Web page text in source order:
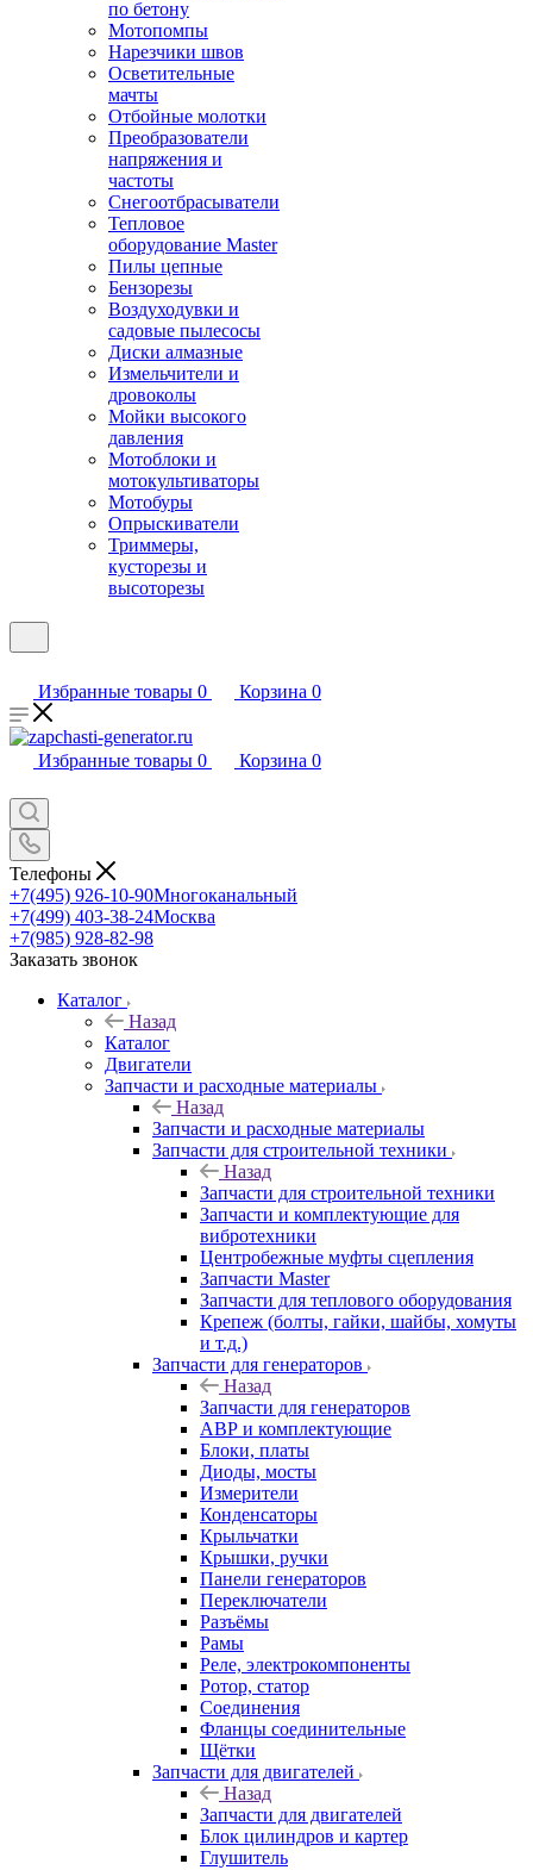
по бетону
Мотопомпы
Нарезчики швов
Осветительные
мачты
Отбойные молотки
Преобразователи
напряжения и
частоты
Снегоотбрасыватели
Тепловое
оборудование Master
Пилы цепные
Бензорезы
Воздуходувки и
садовые пылесосы
Диски алмазные
Измельчители и
дровоколы
Мойки высокого
давления
Мотоблоки и
мотокультиваторы
Мотобуры
Опрыскиватели
Триммеры,
кусторезы и
высоторезы
Избранные товары 0 Корзина 0
Избранные товары 0 Корзина 0
Телефоны
+7(495) 926-10-90Многоканальный
+7(499) 403-38-24Москва
+7(985) 928-82-98
Заказать звонок
Каталог
Назад
Каталог
Двигатели
Запчасти и расходные материалы
Назад
Запчасти и расходные материалы
Запчасти для строительной техники
Назад
Запчасти для строительной техники
Запчасти и комплектующие для
вибротехники
Центробежные муфты сцепления
Запчасти Master
Запчасти для теплового оборудования
Крепеж (болты, гайки, шайбы, хомуты
и т.д.)
Запчасти для генераторов
Назад
Запчасти для генераторов
АВР и комплектующие
Блоки, платы
Диоды, мосты
Измерители
Конденсаторы
Крыльчатки
Крышки, ручки
Панели генераторов
Переключатели
Разъёмы
Рамы
Реле, электрокомпоненты
Ротор, статор
Соединения
Фланцы соединительные
Щётки
Запчасти для двигателей
Назад
Запчасти для двигателей
Блок цилиндров и картер
Глушитель